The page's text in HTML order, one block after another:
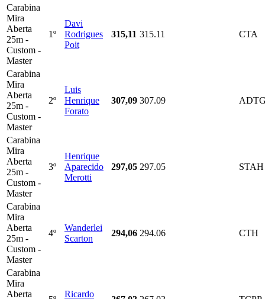
Carabina
Mira
Aberta
25m -
Custom -
Master
1º
Davi
Rodrigues
Poit
315,11 315.11 CTA
Carabina
Mira
Aberta
25m -
Custom -
Master
2º
Luis
Henrique
Forato
307,09 307.09
Carabina
Mira
Aberta
25m -
Custom -
Master
3º
Henrique
Aparecido
Merotti
297,05 297.05 STAH
Carabina
Mira
Aberta
25m -
Custom -
Master
4º
Wanderlei
Scarton
294,06 294.06 CTH
Carabina
Mira
Aberta
Ricardo